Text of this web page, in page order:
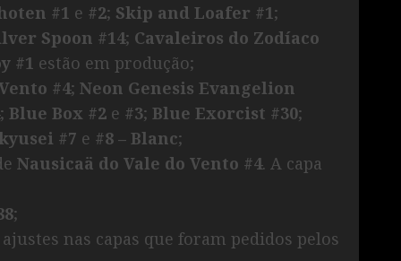
#1 e #2; Skip and Loafer #1;
Spoon #14; Cavaleiros do Zodíaco
#1 estão em produção;
#4; Neon Genesis Evangelion
; Blue Box #2 e #3; Blue Exorcist #30;
#7 e #8 – Blanc;
Nausicaä do Vale do Vento #4. A capa
;
nas capas que foram pedidos pelos